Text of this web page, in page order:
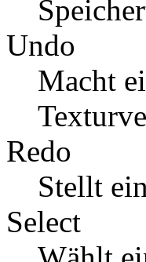
Undo
Macht
Redo
Stellt
Select